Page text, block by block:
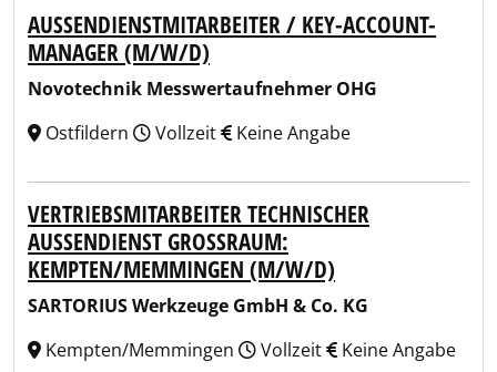
AUSSENDIENSTMITARBEITER / KEY-ACCOUNT-M
ANAGER (M/W/D)
Novotechnik Messwertaufnehmer OHG
Ostfildern
Vollzeit Keine Angabe
VERTRIEBSMITARBEITER TECHNISCHER
AUSSENDIENST GROSSRAUM: KE
MPTEN/MEMMINGEN (M/W/D)
SARTORIUS Werkzeuge GmbH & Co. KG
Kempten/Memmingen
Vollzeit Keine Angabe